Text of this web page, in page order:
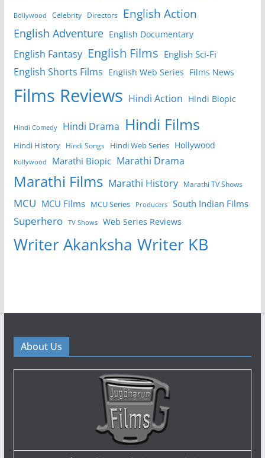
Bollywood Celebrity Directors English Action
English Adventure English Documentary
English Fantasy English Films English Sci-Fi
English Shorts Films English Web Series Films News
Films Reviews Hindi Action Hindi Biopic
Hindi Comedy Hindi Drama Hindi Films
Hindi History Hindi Songs Hindi Web Series Hollywood
Kollywood Marathi Biopic Marathi Drama
Marathi Films Marathi History Marathi TV Shows
MCU MCU Films MCU Series Producers South Indian Films
Superhero TV Shows Web Series Reviews
Writer Akanksha Writer KB
About Us